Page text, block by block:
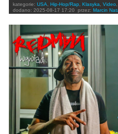
kategorie: USA Hip-Hop/Rap Klasyka Video
dodano: 2025-08-17 17:20 przez: Marcin